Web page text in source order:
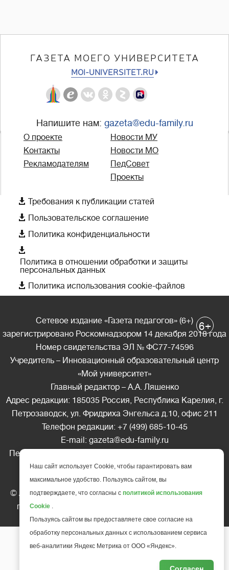
ГАЗЕТА МОЕГО УНИВЕРСИТЕТА
MOI-UNIVERSITET.RU
Напишите нам: gazeta@edu-family.ru
О проекте
Контакты
Рекламодателям
Новости МУ
Новости МО
ПедСовет
Проекты
 Требования к публикации статей
 Пользовательское соглашение
 Политика конфиденциальности

Политика в отношении обработки и защиты
персональных данных
 Политика использования cookie-файлов
Сетевое издание «Газета педагогов» (6+)
зарегистрировано Роскомнадзором 14 декабря 2018 года
Номер свидетельства ЭЛ № ФС77-74596
Учредитель – Инновационный образовательный центр
«Мой университет»
Главный редактор – А.А. Ляшенко
Адрес редакции: 185035 Россия, Республика Карелия, г.
Петрозаводск, ул. Фридриха Энгельса д.10, офис 211
Телефон редакции: +7 (499) 685-10-45
E-mail: gazeta@edu-family.ru
Перепечатка материалов газеты допускается только c
письменного разрешения редакции
Ссылка на «Газету педагогов» обязательна.
© АНО ДПО "Инновационный образовательный центр
повышения квалификации и переподготовки "
университет", 2025
6+
Наш сайт использует Cookie, чтобы гарантировать вам
максимальное удобство. Пользуясь сайтом, вы
подтверждаете, что согласны с политикой использования
Cookie .
Пользуясь сайтом вы предоставляете свое согласие на
обработку персональных данных с использованием сервиса
веб-аналитики Яндекс Метрика от ООО «Яндекс».